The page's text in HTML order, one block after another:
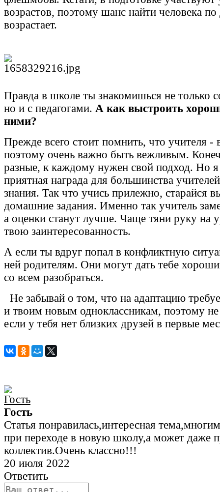
возрастов, поэтому шанс найти человека
возрастает.
Правда в школе ты знакомишься не только
но и с педагогами. А как выстроить
ними?
Прежде всего стоит помнить, что учителя -
поэтому очень важно быть вежливым.
разные, к каждому нужен свой подход. Но
приятная награда для большинства
знания. Так что учись прилежно, старайся
домашние задания. Именно так учитель
а оценки станут лучше. Чаще тяни руку на
твою заинтересованность.
А если ты вдруг попал в конфликтную
ней родителям. Они могут дать тебе
со всем разобраться.
Не забывай о том, что на адаптацию
и твоим новым одноклассникам, поэтому не
если у тебя нет близких друзей в первые
Гость
Статья понравилась,интересная
при переходе в новую школу,а может даже
коллектив.Очень классно!!!
20 июля 2022
Ответить